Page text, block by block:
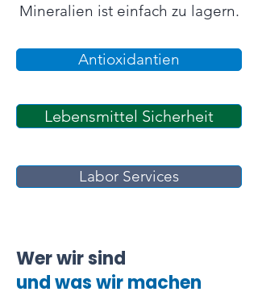
Mineralien ist einfach zu lagern.
Antioxidantien
Lebensmittel Sicherheit
Labor Services
Wer wir sind
und was wir machen